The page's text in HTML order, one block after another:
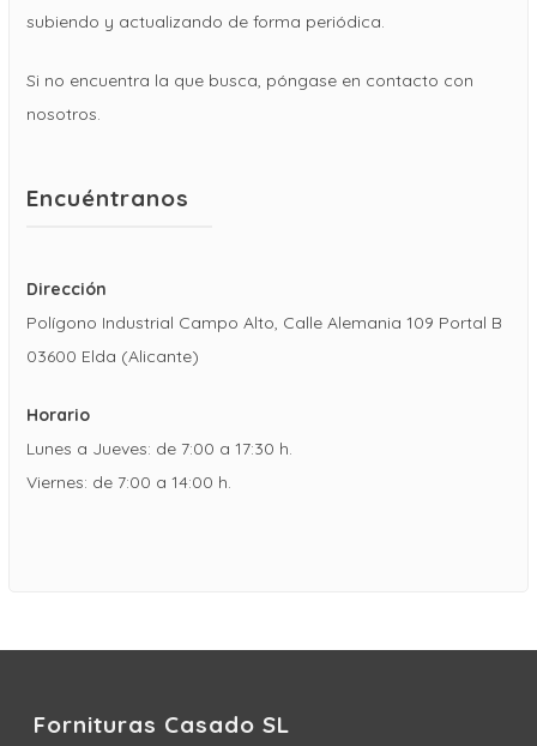
subiendo y actualizando de forma periódica.
Si no encuentra la que busca, póngase en contacto con
nosotros.
Encuéntranos
Dirección
Polígono Industrial Campo Alto, Calle Alemania 109 Portal B
03600 Elda (Alicante)
Horario
Lunes a Jueves: de 7:00 a 17:30 h.
Viernes: de 7:00 a 14:00 h.
Fornituras Casado SL